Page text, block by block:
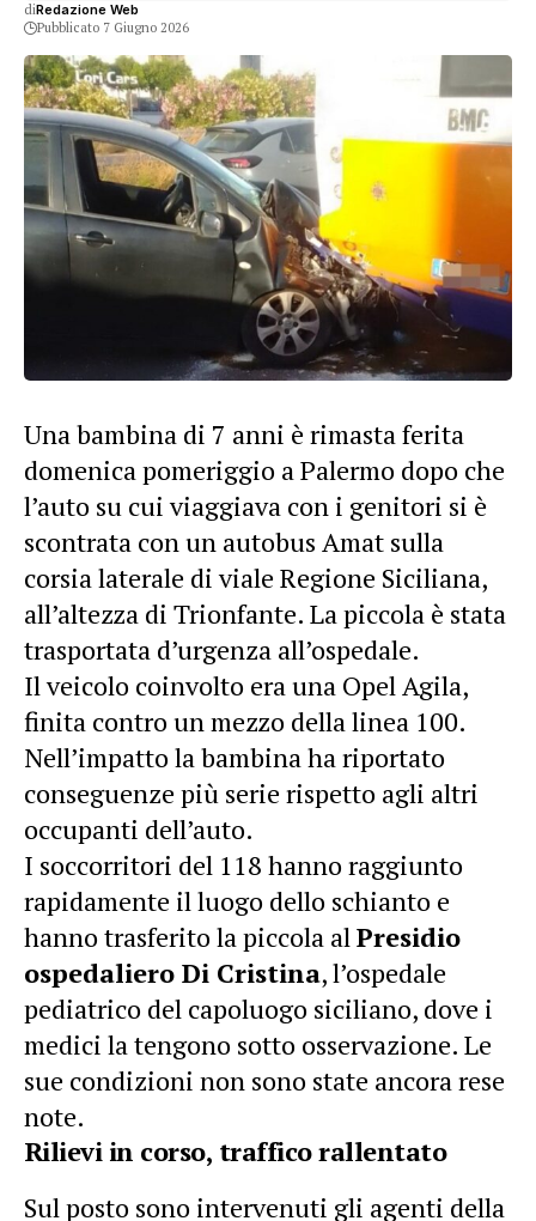
diRedazione Web
Pubblicato 7 Giugno 2026
Una bambina di 7 anni è rimasta ferita
domenica pomeriggio a Palermo dopo che
l’auto su cui viaggiava con i genitori si è
scontrata con un autobus Amat sulla
corsia laterale di viale Regione Siciliana,
all’altezza di Trionfante. La piccola è stata
trasportata d’urgenza all’ospedale.
Il veicolo coinvolto era una Opel Agila,
finita contro un mezzo della linea 100.
Nell’impatto la bambina ha riportato
conseguenze più serie rispetto agli altri
occupanti dell’auto.
I soccorritori del 118 hanno raggiunto
rapidamente il luogo dello schianto e
hanno trasferito la piccola alPresidio
ospedaliero Di Cristina, l’ospedale
pediatrico del capoluogo siciliano, dove i
medici la tengono sotto osservazione. Le
sue condizioni non sono state ancora rese
note.
Rilievi in corso, traffico rallentato
Sul posto sono intervenuti gli agenti della